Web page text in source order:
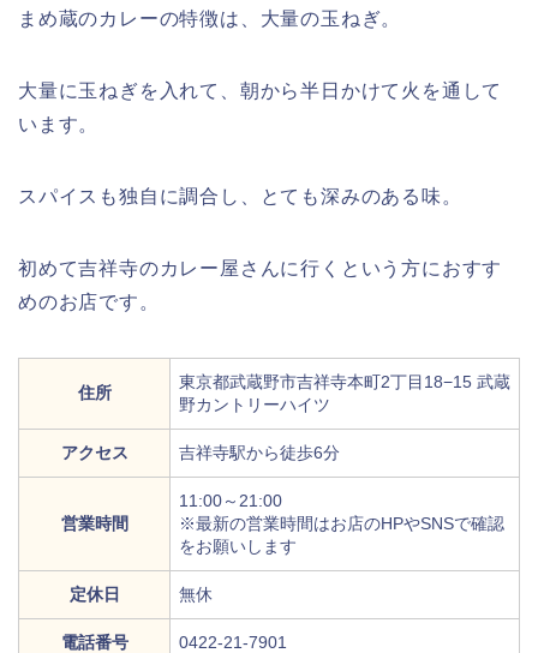
まめ蔵のカレーの特徴は、大量の玉ねぎ。
大量に玉ねぎを入れて、朝から半日かけて火を通して
います。
スパイスも独自に調合し、とても深みのある味。
初めて吉祥寺のカレー屋さんに行くという方におすす
めのお店です。
住所
東京都武蔵野市吉祥寺本町2丁目18−15 武蔵
野カントリーハイツ
アクセス 吉祥寺駅から徒歩6分
営業時間
11:00～21:00
※最新の営業時間はお店のHPやSNSで確認
をお願いします
定休日 無休
電話番号 0422-21-7901